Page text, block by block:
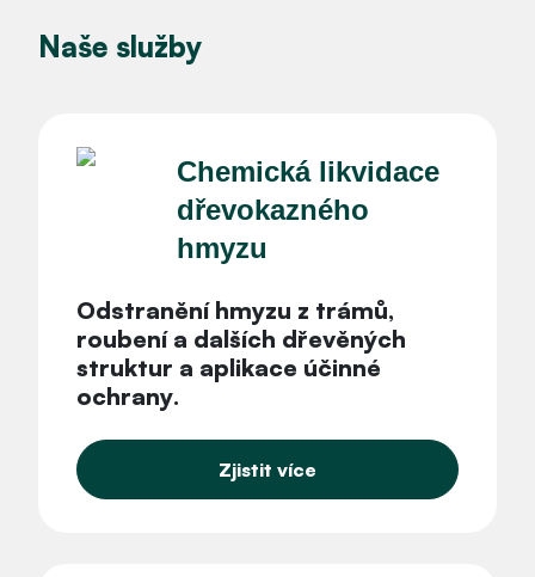
Naše služby
Chemická likvidace
dřevokazného
hmyzu
Odstranění hmyzu z trámů,
roubenía dalších dřevěných
struktur a aplikace účinné
ochrany.
Zjistit více